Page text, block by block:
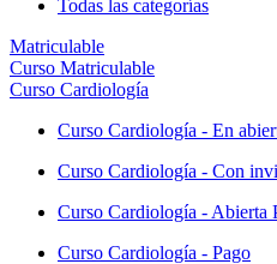
Todas las categorías
Matriculable
Curso Matriculable
Curso Cardiología
Curso Cardiología - En
Curso Cardiología - Con
Curso Cardiología - Abierta
Curso Cardiología - Pago